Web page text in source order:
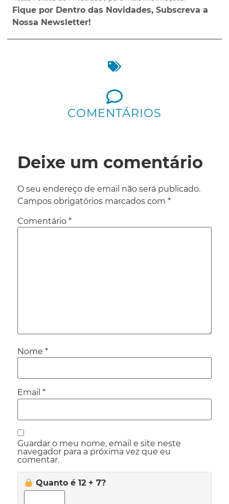
Fique por Dentro das Novidades, Subscreva a
Nossa Newsletter!
COMENTÁRIOS
Deixe um comentário
O seu endereço de email não será publicado.
Campos obrigatórios marcados com *
Comentário *
Nome *
Email *
Guardar o meu nome, email e site neste
navegador para a próxima vez que eu
comentar.
Quanto é 12 + 7?